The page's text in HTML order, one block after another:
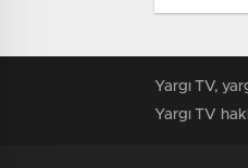
Altında
Yargı TV,
Yargı TV